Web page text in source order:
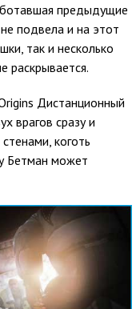
предыдущие
подвела и на этот
так и несколько
раскрывается.
Дистанционный
врагов сразу и
коготь
Бетман может